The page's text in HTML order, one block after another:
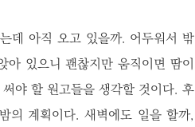
데 아직 오고 있을까. 어두워서 밖
있으니 괜찮지만 움직이면 땀이
야 할 원고들을 생각할 것이다. 후
의 계획이다. 새벽에도 일을 할까,